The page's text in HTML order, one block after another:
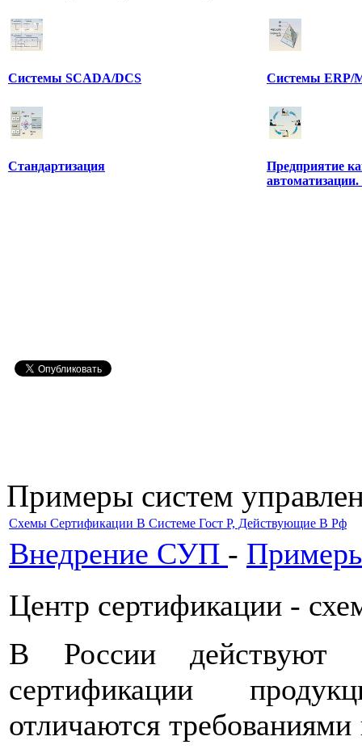
Системы SCADA/DCS Системы ERP/
Стандартизация
Предприятие
Примеры систем
Схемы Сертификации В Системе Гост Р, Действующие В Рф
Внедрение СУП -
Центр сертификации -
В России действуют
сертификации
отличаются